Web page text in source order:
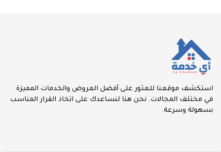
استكشف موقعنا للعثور على أفضل العروض والخدمات المميزة
في مختلف المجالات. نحن هنا لنساعدك على اتخاذ القرار المناسب
بسهولة وسرعة.